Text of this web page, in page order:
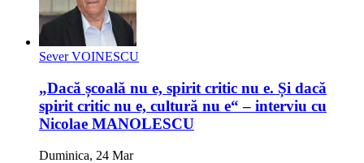
Sever VOINESCU
„Dacă școală nu e, spirit critic nu e. Și dacă
spirit critic nu e, cultură nu e“ – interviu cu
Nicolae MANOLESCU
Duminica, 24 Mar